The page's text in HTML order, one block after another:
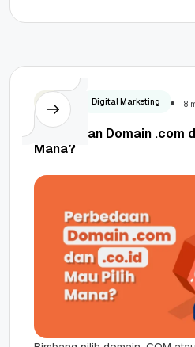
Bisnis Digital Marketing 8
Perbedaan Domain .com
Mana?